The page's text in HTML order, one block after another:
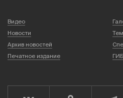
Видео
Новости
Архив новостей
Печатное издание